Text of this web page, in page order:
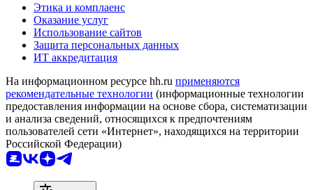
Этика и комплаенс
Оказание услуг
Использование сайтов
Защита персональных данных
ИТ аккредитация
На информационном ресурсе hh.ru применяются
рекомендательные технологии (информационные технологии
предоставления информации на основе сбора, систематизации
и анализа сведений, относящихся к предпочтениям
пользователей сети «Интернет», находящихся на территории
Российской Федерации)